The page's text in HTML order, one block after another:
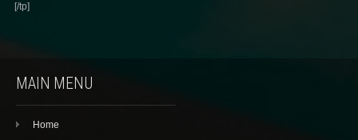
[/tp]
MAIN MENU
Home